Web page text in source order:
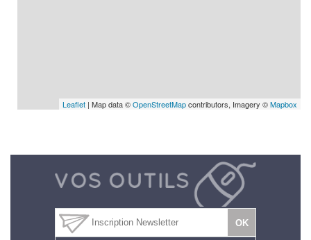
Leaflet | Map data ©OpenStreetMapcontributors, Imagery ©Mapbox